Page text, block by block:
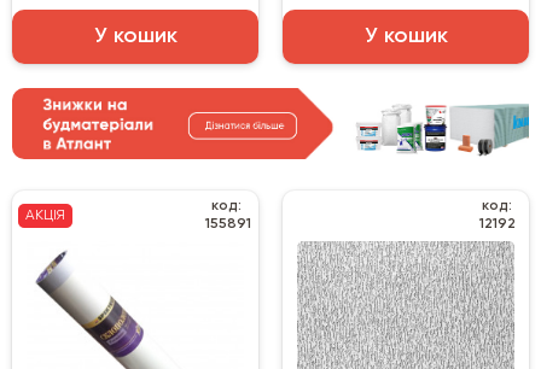
У кошик У кошик
АКЦІЯ
код:
155891
код:
12192